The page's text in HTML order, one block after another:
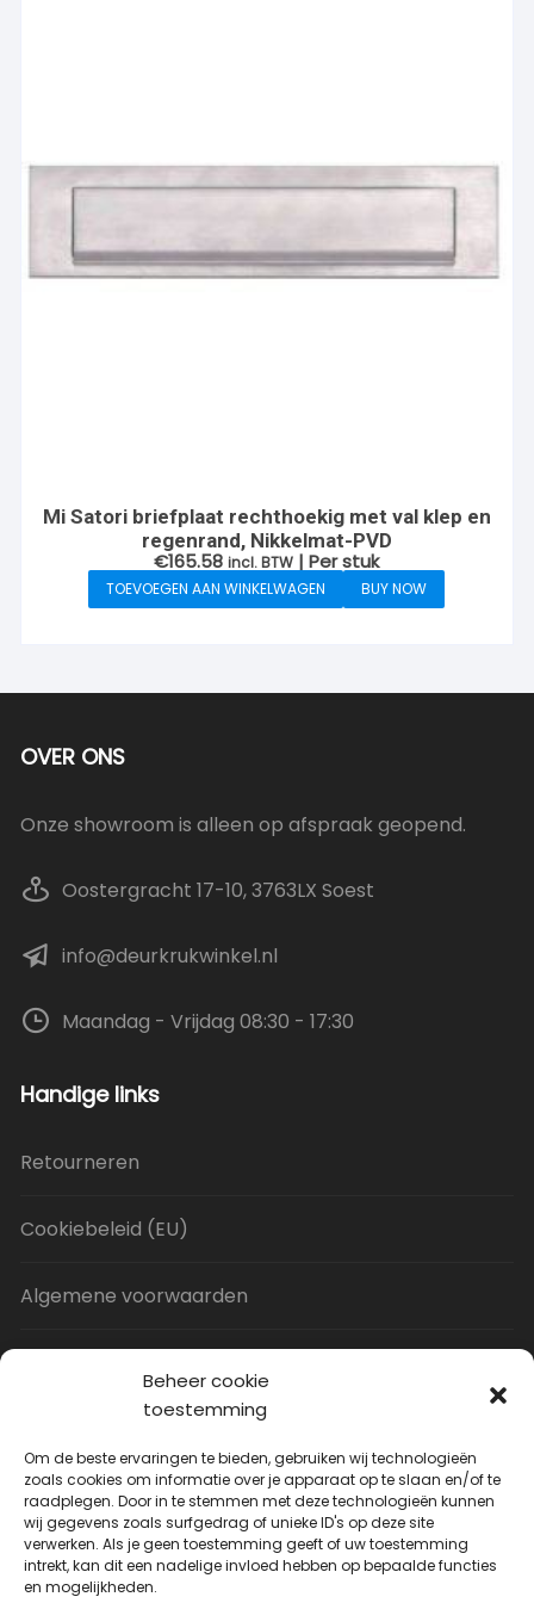
Beheer cookie
toestemming
Om de beste ervaringen te bieden, gebruiken wij technologieën
zoals cookies om informatie over je apparaat op te slaan en/of te
raadplegen. Door in te stemmen met deze technologieën kunnen
wij gegevens zoals surfgedrag of unieke ID's op deze site
verwerken. Als je geen toestemming geeft of uw toestemming
intrekt, kan dit een nadelige invloed hebben op bepaalde functies
en mogelijkheden.
Mi Satori briefplaat rechthoekig met val klep en
regenrand, Nikkelmat-PVD
€165.58 incl. BTW | Per stuk
TOEVOEGEN AAN WINKELWAGEN BUY NOW
OVER ONS
Onze showroom is alleen op afspraak geopend.
Oostergracht 17-10, 3763LX Soest
info@deurkrukwinkel.nl
Maandag - Vrijdag 08:30 - 17:30
Handige links
Retourneren
Cookiebeleid (EU)
Algemene voorwaarden
Uitverkoop
JNF Deurklink gebogen 16mm